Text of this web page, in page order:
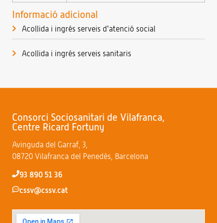
Informació adicional
Acollida i ingrés serveis d’atenció social
Acollida i ingrés serveis sanitaris
Consorci Sociosanitari de Vilafranca,
Centre Ricard Fortuny
Avinguda del Garraf, 3,
08720 Vilafranca del Penedès, Barcelona
93 890 51 36
cssv@cssv.cat